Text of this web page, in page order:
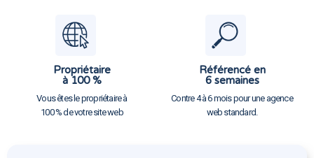
Propriétaire
à 100 %
Vous êtes le propriétaire à
100 % de votre site web
Référencé en
6 semaines
Contre 4 à 6 mois pour une agence
web standard.